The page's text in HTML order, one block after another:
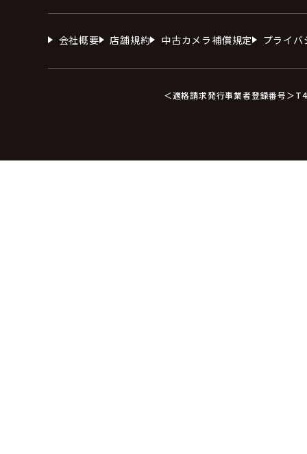
会社概要 店舗規約 中古カメラ補償規定 プライ
＜適格請求発行事業者登録番号＞